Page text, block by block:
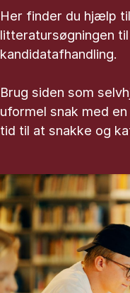
Her finder du hjælp
litteratursøgningen
kandidatafhandling.
Brug siden som
uformel snak med
tid til at snakke og